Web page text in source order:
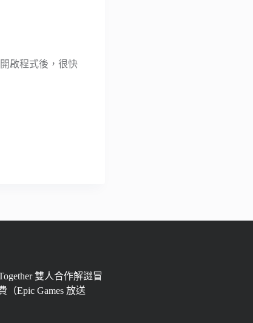
啟程式後，很快
雙人合作解謎冒
（Epic Games 放送